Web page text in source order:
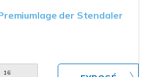
der Stendaler
16